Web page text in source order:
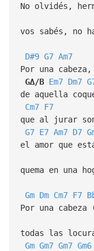
No olvidés,
vos sabés, no
D#9 G7 Am7
Por una
G∆/B Em7 Dm7
de aquella
Cm7 F7
que al jurar
G7 E7 Am7 D7
el amor que
quema en una
Gm Dm Cm7 F7
Por una cabeza
todas las
Gm Gm7 Gm7 Gm6